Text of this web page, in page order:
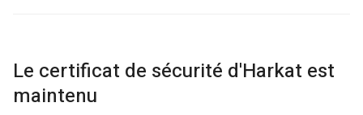
Le certificat de sécurité d'Harkat est
maintenu